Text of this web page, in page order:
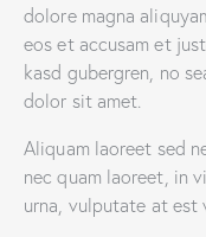
dolore magna
eos et accusam et
kasd gubergren, no
dolor sit amet.
Aliquam laoreet sed
nec quam laoreet, in
urna, vulputate at est